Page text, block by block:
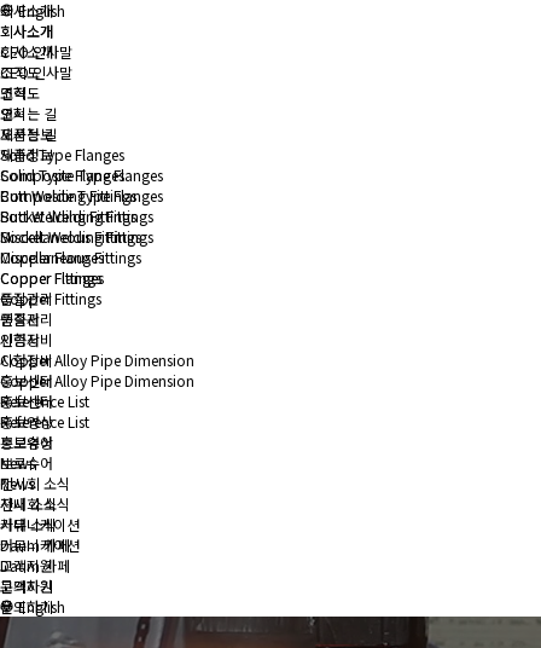
English
회사소개
회사소개
CEO 인사말
조직도
연혁
오시는 길
제품정보
Solid Type Flanges
Composite Type Flanges
Butt Welding Fittings
Socket Welding Fittings
Miscellaneous Fittings
Copper Flanges
Copper Fittings
품질관리
인증서
시험장비
Copper Alloy Pipe Dimension
홍보센터
Reference List
홍보영상
브로슈어
News
전시회 소식
사내 소식
커뮤니케이션
Daum 카페
고객지원
문의하기
회사소개
회사소개
CEO 인사말
조직도
연혁
오시는 길
제품정보
Solid Type Flanges
Composite Type Flanges
Butt Welding Fittings
Socket Welding Fittings
Miscellaneous Fittings
Copper Flanges
Copper Fittings
품질관리
인증서
시험장비
Copper Alloy Pipe Dimension
홍보센터
Reference List
홍보영상
브로슈어
News
전시회 소식
사내 소식
커뮤니케이션
Daum 카페
고객지원
문의하기
English